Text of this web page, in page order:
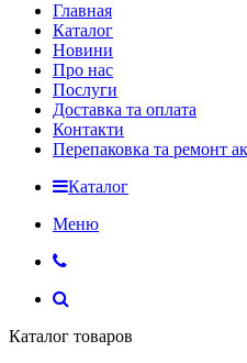
Главная
Каталог
Новини
Про нас
Послуги
Доставка та оплата
Контакти
Перепаковка та ремонт
Каталог
Меню
Каталог товаров